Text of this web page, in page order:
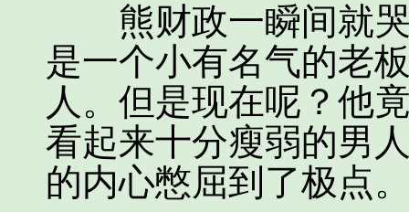
熊财政一瞬间就哭
是一个小有名气的老
人。但是现在呢？他
看起来十分瘦弱的男
的内心憋屈到了极点